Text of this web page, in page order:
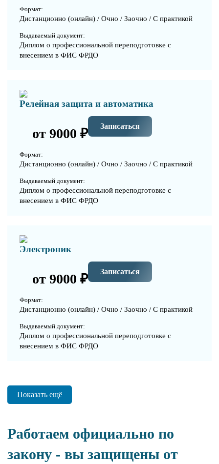
Формат:
Дистанционно (онлайн) / Очно / Заочно / С практикой
Выдаваемый документ:
Диплом о профессиональной переподготовке с
внесением в ФИС ФРДО
Релейная защита и автоматика
от 9000 ₽ Записаться
Формат:
Дистанционно (онлайн) / Очно / Заочно / С практикой
Выдаваемый документ:
Диплом о профессиональной переподготовке с
внесением в ФИС ФРДО
Электроник
от 9000 ₽ Записаться
Формат:
Дистанционно (онлайн) / Очно / Заочно / С практикой
Выдаваемый документ:
Диплом о профессиональной переподготовке с
внесением в ФИС ФРДО
Показать ещё
Работаем официально по
закону - вы защищены от